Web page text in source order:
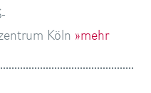
Köln »mehr